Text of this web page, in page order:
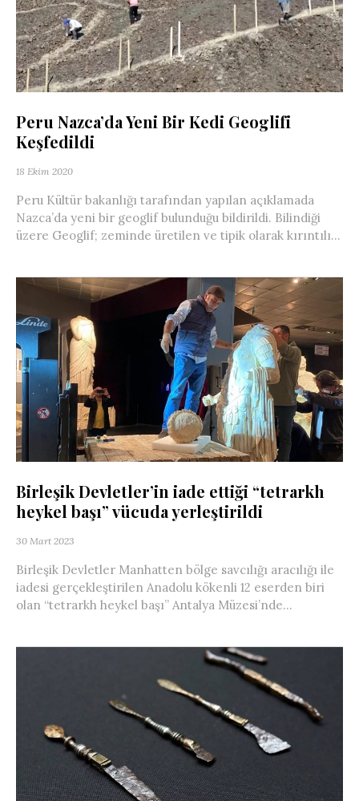
Peru Nazca’da Yeni Bir Kedi Geoglifi
Keşfedildi
18 Ekim 2020
Peru Kültür bakanlığı tarafından yapılan açıklamada
Nazca’da yeni bir geoglif bulunduğu bildirildi. Bilindiği
üzere Geoglif; zeminde üretilen ve tipik olarak kırıntılı...
Birleşik Devletler’in iade ettiği “tetrarkh
heykel başı” vücuda yerleştirildi
30 Mart 2023
Birleşik Devletler Manhatten bölge savcılığı aracılığı ile
iadesi gerçekleştirilen Anadolu kökenli 12 eserden biri
olan “tetrarkh heykel başı” Antalya Müzesi’nde...